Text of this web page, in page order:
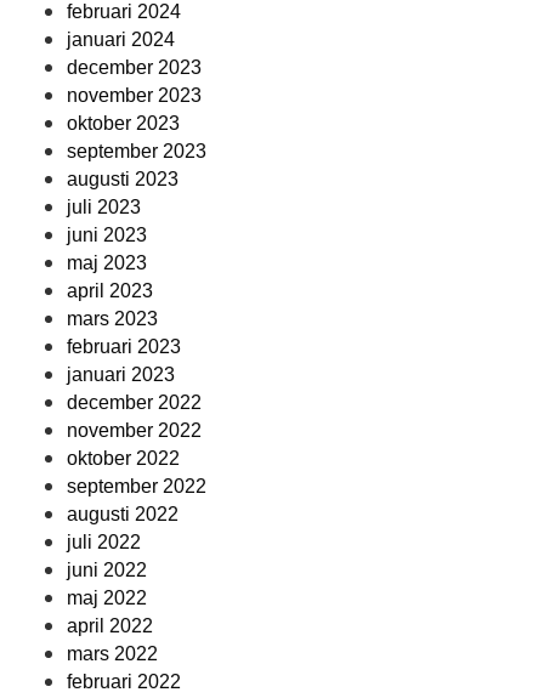
februari 2024
januari 2024
december 2023
november 2023
oktober 2023
september 2023
augusti 2023
juli 2023
juni 2023
maj 2023
april 2023
mars 2023
februari 2023
januari 2023
december 2022
november 2022
oktober 2022
september 2022
augusti 2022
juli 2022
juni 2022
maj 2022
april 2022
mars 2022
februari 2022